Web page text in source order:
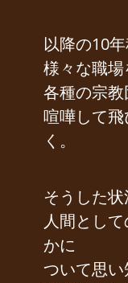
以降の10年
様々な職場
各種の宗
喧嘩して
く。
そうした
人間とし
かに
ついて思